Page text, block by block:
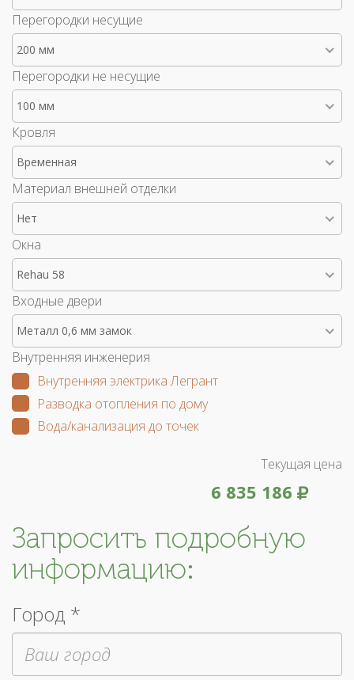
Перегородки несущие
200 мм
Перегородки не несущие
100 мм
Кровля
Временная
Материал внешней отделки
Нет
Окна
Rehau 58
Входные двери
Металл 0,6 мм замок
Внутренняя инженерия
Внутренняя электрика Легрант
Разводка отопления по дому
Вода/канализация до точек
Текущая цена
6 835 186
Запросить подробную
информацию:
Город *